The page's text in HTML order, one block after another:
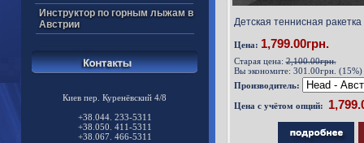
Инструктор по горным лыжам в
Австрии
Киев пер. Куренёвский 4/8
+38.044. 233-5311
+38.050. 411-5311
+38.067. 466-5311
Детская теннисная
Цена: 1,799.00грн.
Старая цена:2,100.00грн.
Вы экономите: 301.00грн. (15%)
Производитель:
Цена с учётом опций: